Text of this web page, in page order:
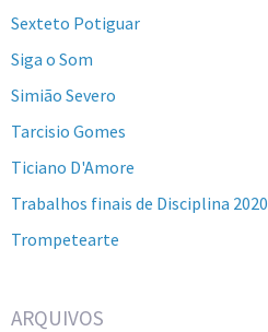
Sexteto Potiguar
Siga o Som
Simião Severo
Tarcisio Gomes
Ticiano D'Amore
Trabalhos finais de Disciplina 2020
Trompetearte
ARQUIVOS